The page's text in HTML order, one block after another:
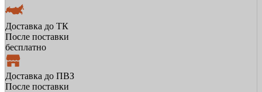
Доставка до ТК
После поставки
бесплатно
Доставка до ПВЗ
После поставки